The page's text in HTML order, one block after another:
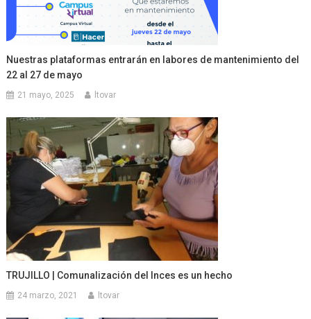
Nuestras plataformas entrarán en labores de mantenimiento del
22 al 27 de mayo
21 mayo, 2025 ltovar
TRUJILLO | Comunalización del Inces es un hecho
24 marzo, 2021 ltovar